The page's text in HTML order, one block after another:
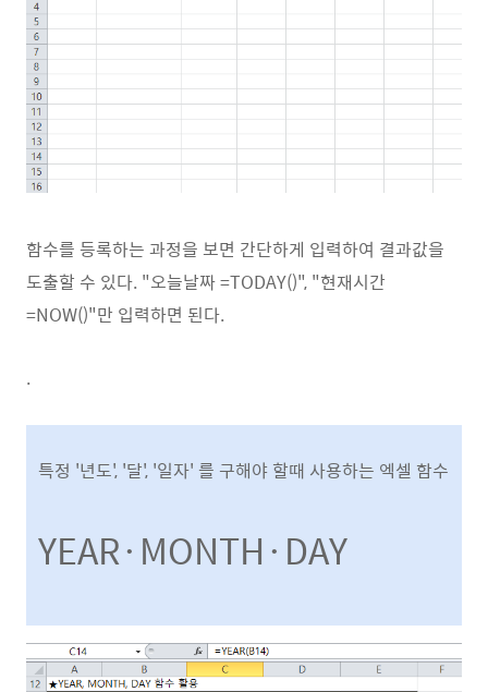
함수를 등록하는 과정을 보면 간단하게 입력하여 결과값을
도출할 수 있다. "오늘날짜 =TODAY()", "현재시간
=NOW()"만 입력하면 된다.
.
특정 '년도', '달', '일자' 를 구해야 할때 사용하는 엑셀 함수
YEAR·MONTH·DAY